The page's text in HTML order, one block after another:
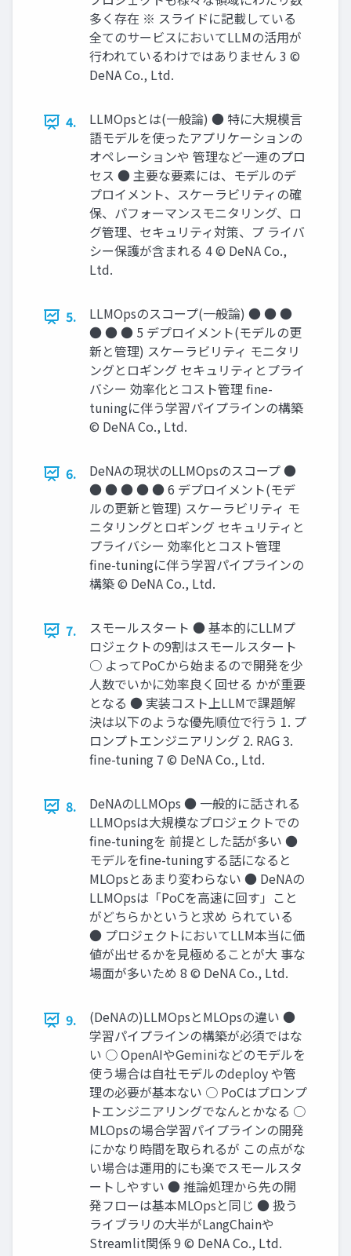
多く存在 ※ スライドに記載している
全てのサービスにおいてLLMの活⽤が
⾏われているわけではありません 3 ©
DeNA Co., Ltd.
4.
LLMOpsとは(⼀般論) ● 特に⼤規模⾔
語モデルを使ったアプリケーションの
オペレーションや 管理など⼀連のプロ
セス ● 主要な要素には、モデルのデ
プロイメント、スケーラビリティの確
保、パフォーマンスモニタリング、ロ
グ管理、セキュリティ対策、プ ライバ
シー保護が含まれる 4 © DeNA Co.,
Ltd.
5.
LLMOpsのスコープ(⼀般論) ● ● ●
● ● ● 5 デプロイメント(モデルの更
新と管理) スケーラビリティ モニタリ
ングとロギング セキュリティとプライ
バシー 効率化とコスト管理 ﬁne-
tuningに伴う学習パイプラインの構築
© DeNA Co., Ltd.
6.
DeNAの現状のLLMOpsのスコープ ●
● ● ● ● ● 6 デプロイメント(モデ
ルの更新と管理) スケーラビリティ モ
ニタリングとロギング セキュリティと
プライバシー 効率化とコスト管理
ﬁne-tuningに伴う学習パイプラインの
構築 © DeNA Co., Ltd.
7.
スモールスタート ● 基本的にLLMプ
ロジェクトの9割はスモールスタート
○ よってPoCから始まるので開発を少
⼈数でいかに効率良く回せる かが重要
となる ● 実装コスト上LLMで課題解
決は以下のような優先順位で⾏う 1. プ
ロンプトエンジニアリング 2. RAG 3.
ﬁne-tuning 7 © DeNA Co., Ltd.
8.
DeNAのLLMOps ● ⼀般的に話される
LLMOpsは⼤規模なプロジェクトでの
ﬁne-tuningを 前提とした話が多い ●
モデルをﬁne-tuningする話になると
MLOpsとあまり変わらない ● DeNAの
LLMOpsは「PoCを⾼速に回す」こと
がどちらかというと求め られている
● プロジェクトにおいてLLM本当に価
値が出せるかを⾒極めることが⼤ 事な
場⾯が多いため 8 © DeNA Co., Ltd.
9.
(DeNAの)LLMOpsとMLOpsの違い ●
学習パイプラインの構築が必須ではな
い ○ OpenAIやGeminiなどのモデルを
使う場合は⾃社モデルのdeploy や管
理の必要が基本ない ○ PoCはプロンプ
トエンジニアリングでなんとかなる ○
MLOpsの場合学習パイプラインの開発
にかなり時間を取られるが この点がな
い場合は運⽤的にも楽でスモールスタ
ートしやすい ● 推論処理から先の開
発フローは基本MLOpsと同じ ● 扱う
ライブラリの⼤半がLangChainや
Streamlit関係 9 © DeNA Co., Ltd.